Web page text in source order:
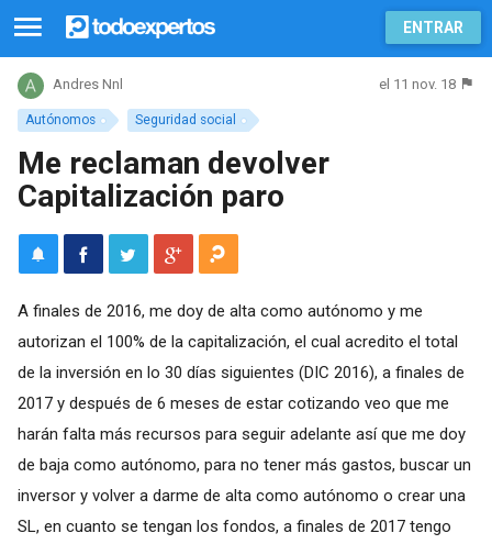
ENTRAR
Autónomos Seguridad social
Andres Nnl el 11 nov. 18
Me reclaman devolver
Capitalización paro
A finales de 2016, me doy de alta como autónomo y me
autorizan el 100% de la capitalización, el cual acredito el total
de la inversión en lo 30 días siguientes (DIC 2016), a finales de
2017 y después de 6 meses de estar cotizando veo que me
harán falta más recursos para seguir adelante así que me doy
de baja como autónomo, para no tener más gastos, buscar un
inversor y volver a darme de alta como autónomo o crear una
SL, en cuanto se tengan los fondos, a finales de 2017 tengo